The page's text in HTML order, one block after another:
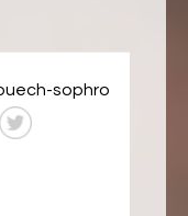
sophro